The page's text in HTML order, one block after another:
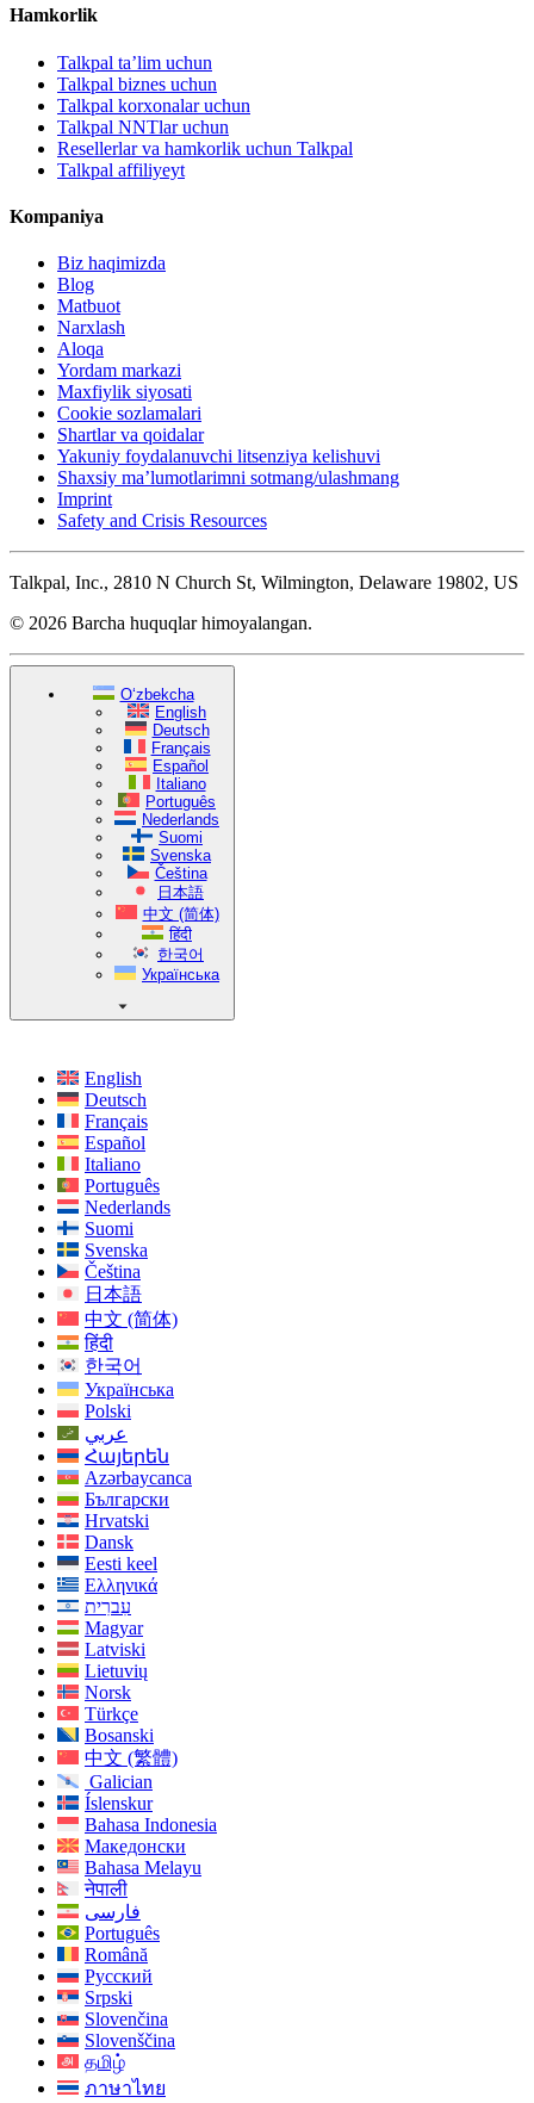
Hamkorlik
Talkpal ta’lim uchun
Talkpal biznes uchun
Talkpal korxonalar uchun
Talkpal NNTlar uchun
Resellerlar va hamkorlik uchun Talkpal
Talkpal affiliyeyt
Kompaniya
Biz haqimizda
Blog
Matbuot
Narxlash
Aloqa
Yordam markazi
Maxfiylik siyosati
Cookie sozlamalari
Shartlar va qoidalar
Yakuniy foydalanuvchi litsenziya kelishuvi
Shaxsiy ma’lumotlarimni sotmang/ulashmang
Imprint
Safety and Crisis Resources
Talkpal, Inc., 2810 N Church St, Wilmington, Delaware 19802, US
© 2026 Barcha huquqlar himoyalangan.
O‘zbekcha
English
Deutsch
Français
Español
Italiano
Português
Nederlands
Suomi
Svenska
Čeština
日本語
中文 (简体)
हिंदी
한국어
Українська
English
Deutsch
Français
Español
Italiano
Português
Nederlands
Suomi
Svenska
Čeština
日本語
中文 (简体)
हिंदी
한국어
Українська
Polski
عربي
Հայերեն
Azərbaycanca
Български
Hrvatski
Dansk
Eesti keel
Ελληνικά
עִברִית
Magyar
Latviski
Lietuvių
Norsk
Türkçe
Bosanski
中文 (繁體)
Galician
Íslenskur
Bahasa Indonesia
Македонски
Bahasa Melayu
नेपाली
فارسی
Português
Română
Русский
Srpski
Slovenčina
Slovenščina
தமிழ்
ภาษาไทย